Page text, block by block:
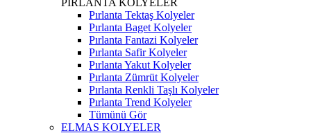
PIRLANTA KOLYELER
Pırlanta Tektaş Kolyeler
Pırlanta Baget Kolyeler
Pırlanta Fantazi Kolyeler
Pırlanta Safir Kolyeler
Pırlanta Yakut Kolyeler
Pırlanta Zümrüt Kolyeler
Pırlanta Renkli Taşlı Kolyeler
Pırlanta Trend Kolyeler
Tümünü Gör
ELMAS KOLYELER